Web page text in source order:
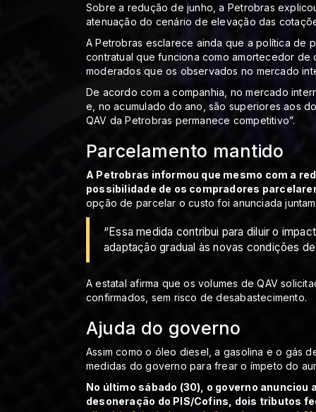
Sobre a redução de junho, a Petrobras
atenuação do cenário de elevação das
A Petrobras esclarece ainda que a política de
contratual que funciona como amortecedor de
moderados que os observados no mercado
De acordo com a companhia, no mercado
e, no acumulado do ano, são superiores aos
QAV da Petrobras permanece competitivo”.
Parcelamento mantido
A Petrobras informou que mesmo com a
possibilidade de os compradores
opção de parcelar o custo foi anunciada
“Essa medida contribui para diluir o
adaptação gradual às novas condições
A estatal afirma que os volumes de QAV
confirmados, sem risco de desabastecimento.
Ajuda do governo
Assim como o óleo diesel, a gasolina e o gás
medidas do governo para frear o ímpeto do
No último sábado (30), o governo
desoneração do PIS/Cofins, dois tributos